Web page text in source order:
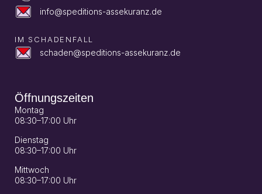
info@speditions-assekuranz.de
IM SCHADENFALL
schaden@speditions-assekuranz.de
Öffnungszeiten
Montag
08:30–17:00 Uhr
Dienstag
08:30–17:00 Uhr
Mittwoch
08:30–17:00 Uhr